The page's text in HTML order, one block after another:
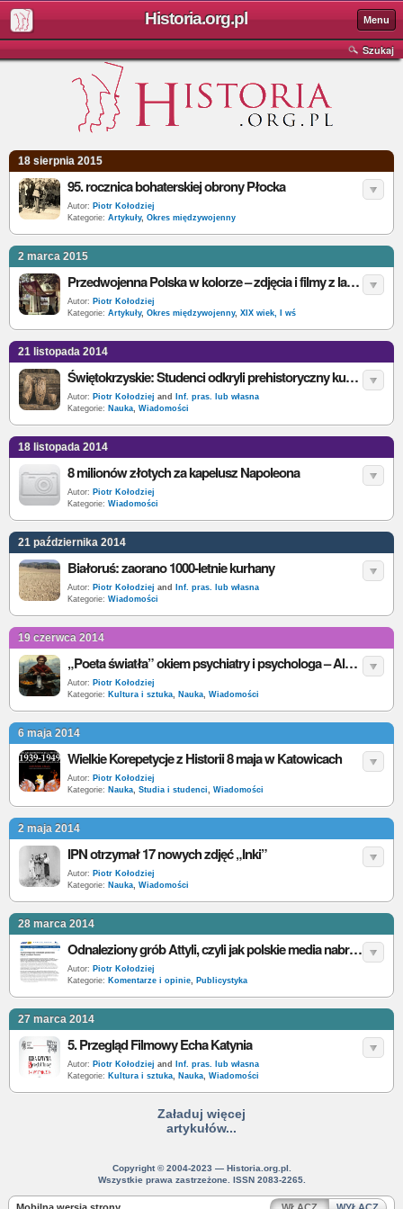
Historia.org.pl Menu
Szukaj
18 sierpnia 2015
95. rocznica bohaterskiej obrony Płocka
Autor: Piotr Kołodziej
Kategorie: Artykuły, Okres międzywojenny
2 marca 2015
Przedwojenna Polska w kolorze – zdjęcia i filmy z lat 1899-1939
Autor: Piotr Kołodziej
Kategorie: Artykuły, Okres międzywojenny, XIX wiek, I wś
21 listopada 2014
Świętokrzyskie: Studenci odkryli prehistoryczny kurhan
Autor: Piotr Kołodziej and
Inf. pras. lub własna
Kategorie: Nauka, Wiadomości
18 listopada 2014
8 milionów złotych za kapelusz Napoleona
Autor: Piotr Kołodziej
Kategorie: Wiadomości
21 października 2014
Białoruś: zaorano 1000-letnie kurhany
Autor: Piotr Kołodziej and
Inf. pras. lub własna
Kategorie: Wiadomości
19 czerwca 2014
„Poeta światła” okiem psychiatry i psychologa – Aleksander Gierymski w Muzeum Narodowym
Autor: Piotr Kołodziej
Kategorie: Kultura i sztuka, Nauka, Wiadomości
6 maja 2014
Wielkie Korepetycje z Historii 8 maja w Katowicach
Autor: Piotr Kołodziej
Kategorie: Nauka, Studia i studenci, Wiadomości
2 maja 2014
IPN otrzymał 17 nowych zdjęć „Inki”
Autor: Piotr Kołodziej
Kategorie: Nauka, Wiadomości
28 marca 2014
Odnaleziony grób Attyli, czyli jak polskie media nabrały się na zmyślonego newsa
Autor: Piotr Kołodziej
Kategorie: Komentarze i opinie, Publicystyka
27 marca 2014
5. Przegląd Filmowy Echa Katynia
Autor: Piotr Kołodziej and
Inf. pras. lub własna
Kategorie: Kultura i sztuka, Nauka, Wiadomości
Załaduj więcej
artykułów...
Copyright © 2004-2023 — Historia.org.pl.
Wszystkie prawa zastrzeżone. ISSN 2083-2265.